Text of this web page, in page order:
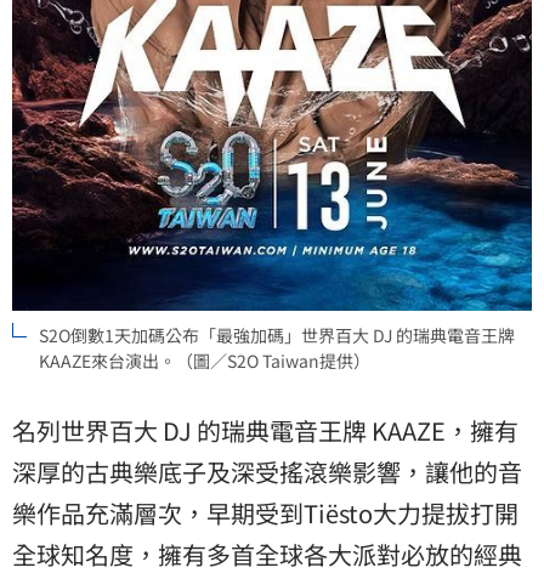
S2O倒數1天加碼公布「最強加碼」世界百大 DJ 的瑞典電音王牌
KAAZE來台演出。（圖／S2O Taiwan提供）
名列世界百大 DJ 的瑞典電音王牌 KAAZE，擁有
深厚的古典樂底子及深受搖滾樂影響，讓他的音
樂作品充滿層次，早期受到Tiësto大力提拔打開
全球知名度，擁有多首全球各大派對必放的經典